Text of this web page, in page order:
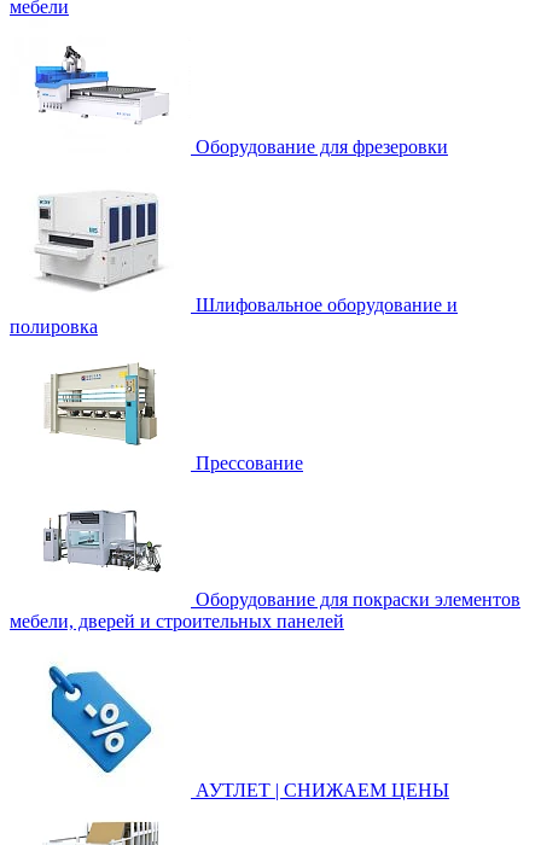
мебели
Оборудование для фрезеровки
Шлифовальное оборудование и
полировка
Прессование
Оборудование для покраски элементов
мебели, дверей и строительных панелей
АУТЛЕТ | СНИЖАЕМ ЦЕНЫ